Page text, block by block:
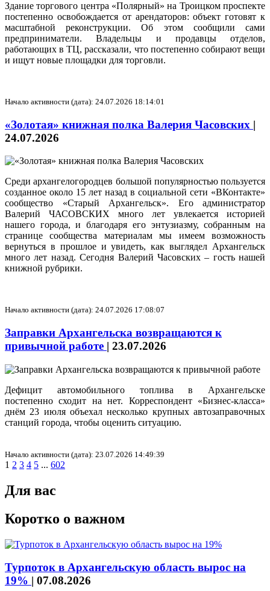
Здание торгового центра «Полярный» на Троицком проспекте
постепенно освобождается от арендаторов: объект готовят к
масштабной реконструкции. Об этом сообщили сами
предприниматели. Владельцы и продавцы отделов,
работающих в ТЦ, рассказали, что постепенно собирают вещи
и ищут новые площадки для торговли.
Начало активности (дата): 24.07.2026 18:14:01
«Золотая» книжная полка Валерия Часовских |
24.07.2026
Среди архангелогородцев большой популярностью пользуется
созданное около 15 лет назад в социальной сети «ВКонтакте»
сообщество «Старый Архангельск». Его администратор
Валерий ЧАСОВСКИХ много лет увлекается историей
нашего города, и благодаря его энтузиазму, собранным на
странице сообщества материалам мы имеем возможность
вернуться в прошлое и увидеть, как выглядел Архангельск
много лет назад. Сегодня Валерий Часовских – гость нашей
книжной рубрики.
Начало активности (дата): 24.07.2026 17:08:07
Заправки Архангельска возвращаются к
привычной работе | 23.07.2026
Дефицит автомобильного топлива в Архангельске
постепенно сходит на нет. Корреспондент «Бизнес-класса»
днём 23 июля объехал несколько крупных автозаправочных
станций города, чтобы оценить ситуацию.
Начало активности (дата): 23.07.2026 14:49:39
1 2 3 4 5 ... 602
Для вас
Коротко о важном
Турпоток в Архангельскую область вырос на
19% | 07.08.2026